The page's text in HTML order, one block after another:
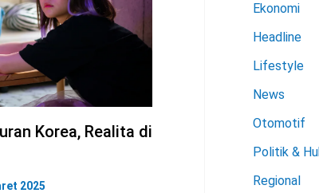
Korea, Realita di
2025
Ekonomi
Headline
Lifestyle
News
Otomotif
Politik &
Regional